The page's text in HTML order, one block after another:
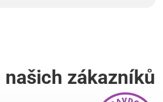
našich zákazníků